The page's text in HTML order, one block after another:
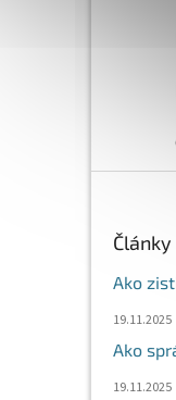
Články
Ako
19.11.2025
Ako
19.11.2025